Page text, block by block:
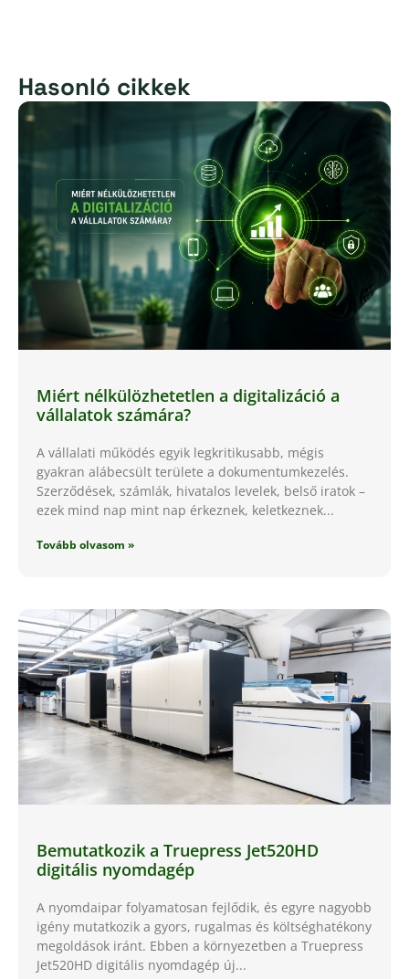
Hasonló cikkek
Miért nélkülözhetetlen a digitalizáció a
vállalatok számára?
A vállalati működés egyik legkritikusabb, mégis
gyakran alábecsült területe a dokumentumkezelés.
Szerződések, számlák, hivatalos levelek, belső iratok –
ezek mind nap mint nap érkeznek, keletkeznek
Tovább olvasom »
Bemutatkozik a Truepress Jet520HD
digitális nyomdagép
A nyomdaipar folyamatosan fejlődik, és egyre nagyobb
igény mutatkozik a gyors, rugalmas és költséghatékony
megoldások iránt. Ebben a környezetben a Truepress
Jet520HD digitális nyomdagép új